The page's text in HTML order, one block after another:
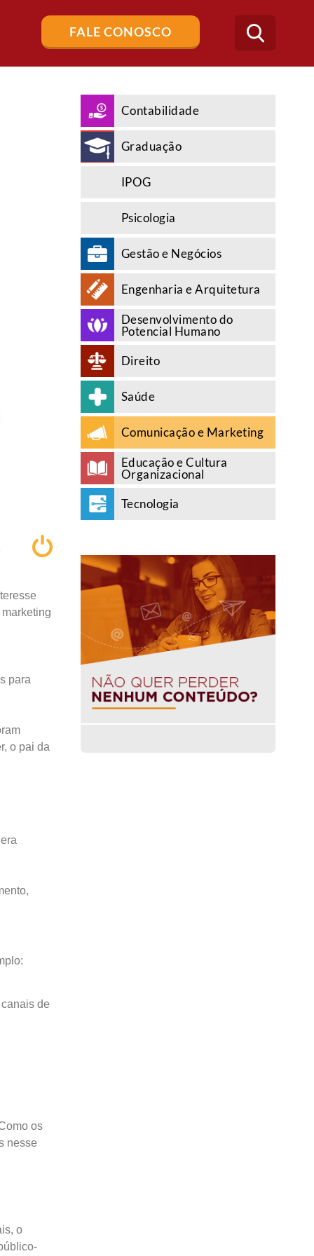
FALE CONOSCO
Buscar
no
blog
para
o pai da
de
os
nesse
o
Contabilidade
Graduação
IPOG
Psicologia
Gestão e Negócios
Engenharia e Arquitetura
Desenvolvimento do
Potencial Humano
Direito
Saúde
Comunicação e Marketing
Educação e Cultura
Organizacional
Tecnologia